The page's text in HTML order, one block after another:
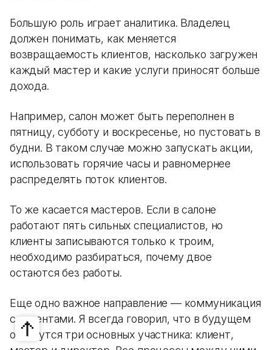
Большую роль играет аналитика. Владелец
должен понимать, как меняется
возвращаемость клиентов, насколько загружен
каждый мастер и какие услуги приносят больше
дохода.
Например, салон может быть переполнен в
пятницу, субботу и воскресенье, но пустовать в
будни. В таком случае можно запускать акции,
использовать горячие часы и равномернее
распределять поток клиентов.
То же касается мастеров. Если в салоне
работают пять сильных специалистов, но
клиенты записываются только к троим,
необходимо разбираться, почему двое
остаются без работы.
Еще одно важное направление — коммуникация
с клиентами. Я всегда говорил, что в будущем
останутся три основных участника: клиент,